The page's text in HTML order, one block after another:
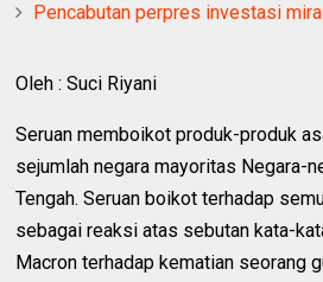
Pencabutan perpres investasi
Oleh : Suci Riyani
Seruan memboikot produk-produk
sejumlah negara mayoritas Negara-
Tengah. Seruan boikot terhadap
sebagai reaksi atas sebutan kata-
Macron terhadap kematian seorang